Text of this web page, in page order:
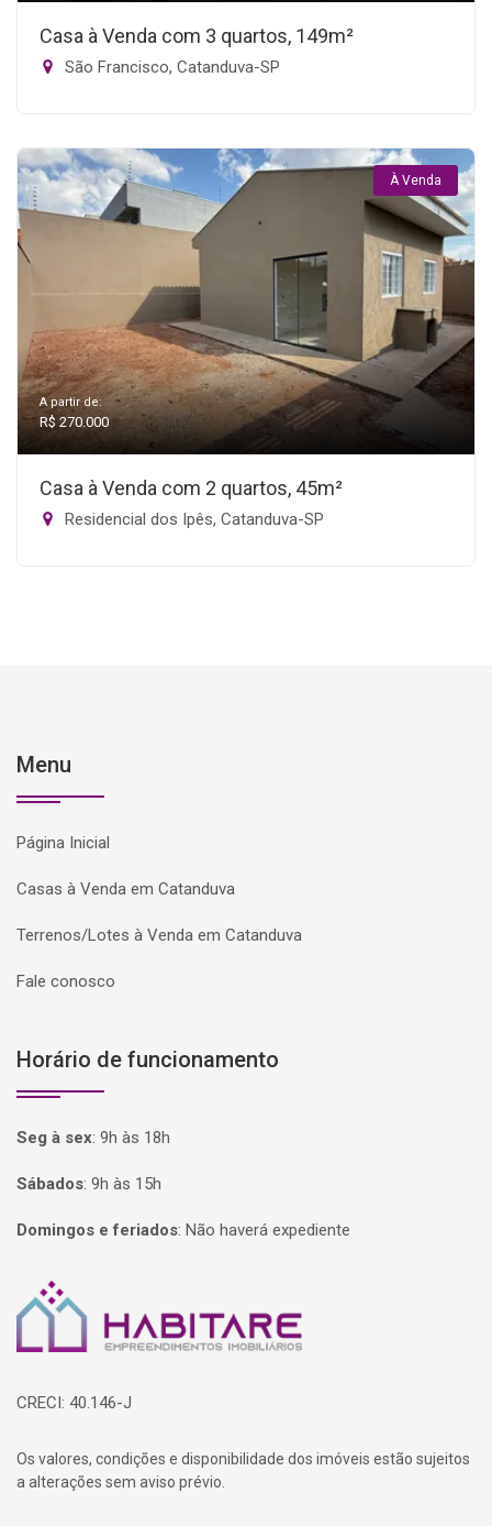
Casa à Venda com 3 quartos, 149m²
São Francisco, Catanduva-SP
À Venda
A partir de:
R$ 270.000
Casa à Venda com 2 quartos, 45m²
Residencial dos Ipês, Catanduva-SP
Menu
Página Inicial
Casas à Venda em Catanduva
Terrenos/Lotes à Venda em Catanduva
Fale conosco
Horário de funcionamento
Seg à sex: 9h às 18h
Sábados: 9h às 15h
Domingos e feriados: Não haverá expediente
Página inicial
CRECI: 40.146-J
Os valores, condições e disponibilidade dos imóveis estão sujeitos
a alterações sem aviso prévio.